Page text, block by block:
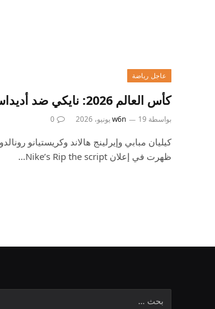
عاجل رياضة
كأس العالم 2026: نايكي ضد أديداس – معركة العلامة التجارية
بواسطة w6n 19 يونيو، 2026 0
كيليان مبابي وإيرلينج هالاند وكريستيانو
ظهرت في إعلان Nike’s Rip the script…